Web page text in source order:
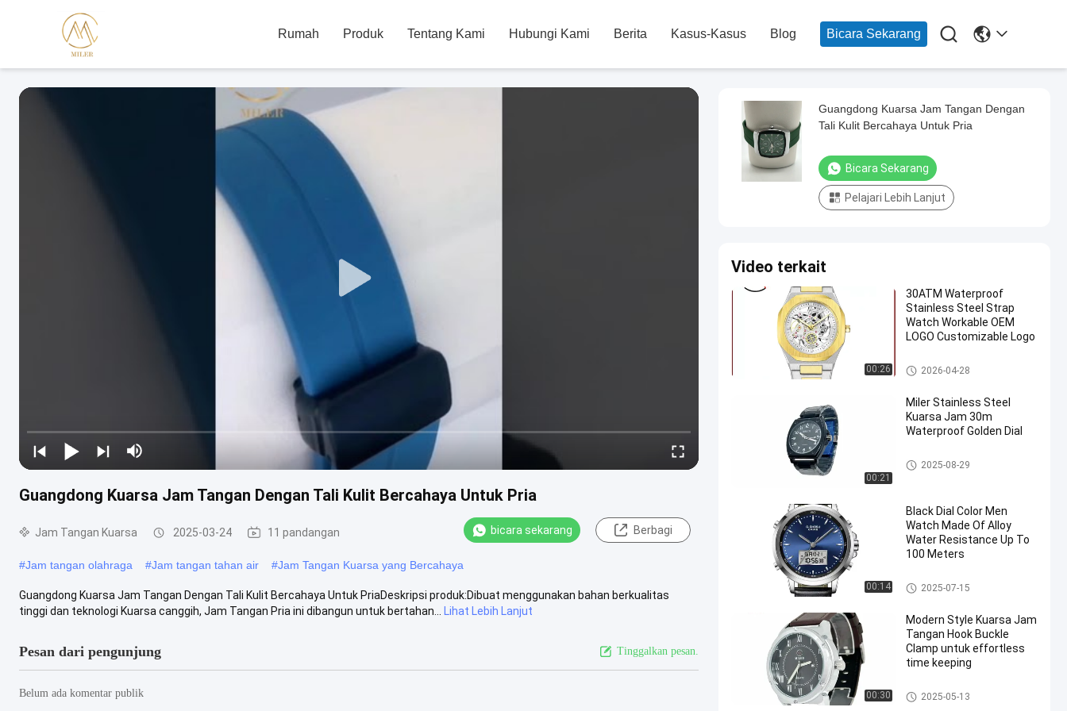
Rumah Produk Tentang Kami Hubungi Kami Berita Kasus-Kasus Blog Bicara Sekarang 
Guangdong Kuarsa Jam Tangan Dengan Tali Kulit Bercahaya Untuk Pria
Jam Tangan Kuarsa 2025-03-24 11 pandangan bicara sekarang Berbagi
#Jam tangan olahraga #Jam tangan tahan air #Jam Tangan Kuarsa yang Bercahaya
Guangdong Kuarsa Jam Tangan Dengan Tali Kulit Bercahaya Untuk PriaDeskripsi produk:Dibuat menggunakan bahan berkualitas
tinggi dan teknologi Kuarsa canggih, Jam Tangan Pria ini dibangun untuk bertahan...
Lihat Lebih Lanjut
Pesan dari pengunjung Tinggalkan pesan.
Belum ada komentar publik
Guangdong Kuarsa Jam Tangan Dengan
Tali Kulit Bercahaya Untuk Pria
Bicara Sekarang
Pelajari Lebih Lanjut
Video terkait
00:26
30ATM Waterproof
Stainless Steel Strap
Watch Workable OEM
LOGO Customizable Logo
Jam Tangan Kuarsa
2026-04-28
00:21
Miler Stainless Steel
Kuarsa Jam 30m
Waterproof Golden Dial
Jam Tangan Kuarsa
2025-08-29
00:14
Black Dial Color Men
Watch Made Of Alloy
Water Resistance Up To
100 Meters
Jam Tangan Olahraga Digital
2025-07-15
00:30
Modern Style Kuarsa Jam
Tangan Hook Buckle
Clamp untuk effortless
time keeping
Jam Tangan Kuarsa
2025-05-13